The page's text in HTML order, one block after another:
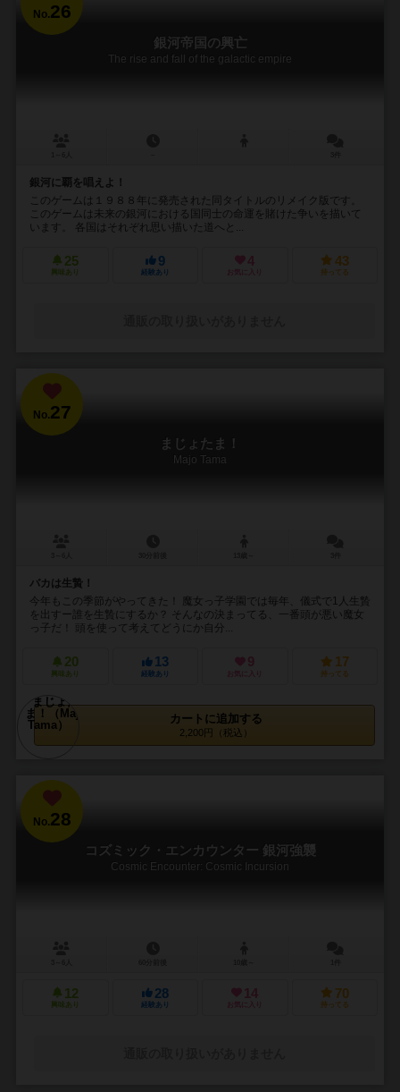
No.26
銀河帝国の興亡
The rise and fall of the galactic empire
銀河に覇を唱えよ！
このゲームは１９８８年に発売された同タイトルのリメイク版です。
このゲームは未来の銀河における国同士の命運を賭けた争いを描いて
います。 各国はそれぞれ思い描いた道へと...
25
興味あり
9
経験あり
4
お気に入り
43
持ってる
No.27
まじょたま！
Majo Tama
バカは生贄！
今年もこの季節がやってきた！ 魔女っ子学園では毎年、儀式で1人生贄
を出すー誰を生贄にするか？ そんなの決まってる、一番頭が悪い魔女
っ子だ！ 頭を使って考えてどうにか自分...
20
興味あり
13
経験あり
9
お気に入り
17
持ってる
カートに追加する
2,200円（税込）
No.28
コズミック・エンカウンター 銀河強襲
Cosmic Encounter: Cosmic Incursion
12
興味あり
28
経験あり
14
お気に入り
70
持ってる